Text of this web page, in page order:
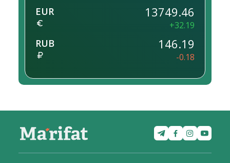
EUR 13749.46
+32.19
RUB 146.19
-0.18